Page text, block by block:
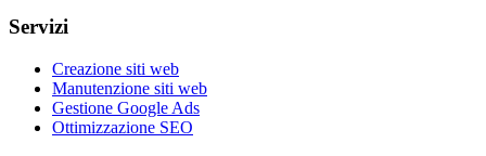
Servizi
Creazione siti web
Manutenzione siti web
Gestione Google Ads
Ottimizzazione SEO